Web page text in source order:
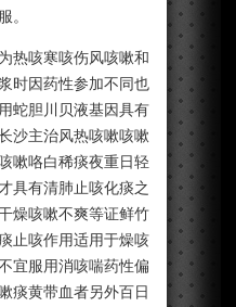
。
热咳寒咳伤风咳嗽和
时因药性参加不同也
蛇胆川贝液基因具有
沙主治风热咳嗽咳嗽
嗽咯白稀痰夜重日轻
具有清肺止咳化痰之
燥咳嗽不爽等证鲜竹
止咳作用适用于燥咳
宜服用消咳喘药性偏
痰黄带血者另外百日